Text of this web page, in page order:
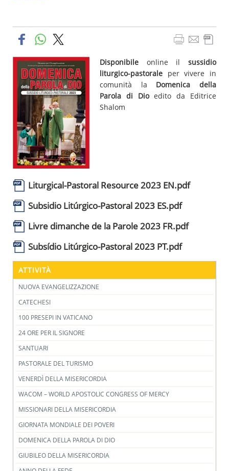
Disponibile online ilsussidio
liturgico-pastorale per vivere in
comunità la Domenica della
Parola di Dioedito da Editrice
Shalom
Liturgical-Pastoral Resource 2023 EN.pdf
Subsidio Litúrgico-Pastoral 2023 ES.pdf
Livre dimanche de la Parole 2023 FR.pdf
Subsídio Litúrgico-Pastoral 2023 PT.pdf
ATTIVITÀ
NUOVA EVANGELIZZAZIONE
CATECHESI
100 PRESEPI IN VATICANO
24 ORE PER IL SIGNORE
SANTUARI
PASTORALE DEL TURISMO
VENERDÌ DELLA MISERICORDIA
WACOM – WORLD APOSTOLIC CONGRESS OF MERCY
MISSIONARI DELLA MISERICORDIA
GIORNATA MONDIALE DEI POVERI
DOMENICA DELLA PAROLA DI DIO
GIUBILEO DELLA MISERICORDIA